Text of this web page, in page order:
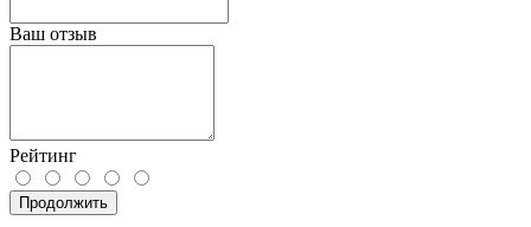
Ваш отзыв
Рейтинг
Продолжить